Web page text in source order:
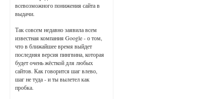
всевозможного понижения сайта в
выдачи.
Так совсем недавно заявила всем
известная компания Google - о том,
что в ближайшее время выйдет
последняя версия пингвина, которая
будет очень жёсткой для любых
сайтов. Как говорится шаг влево,
шаг не туда - и ты вылетел как
пробка.